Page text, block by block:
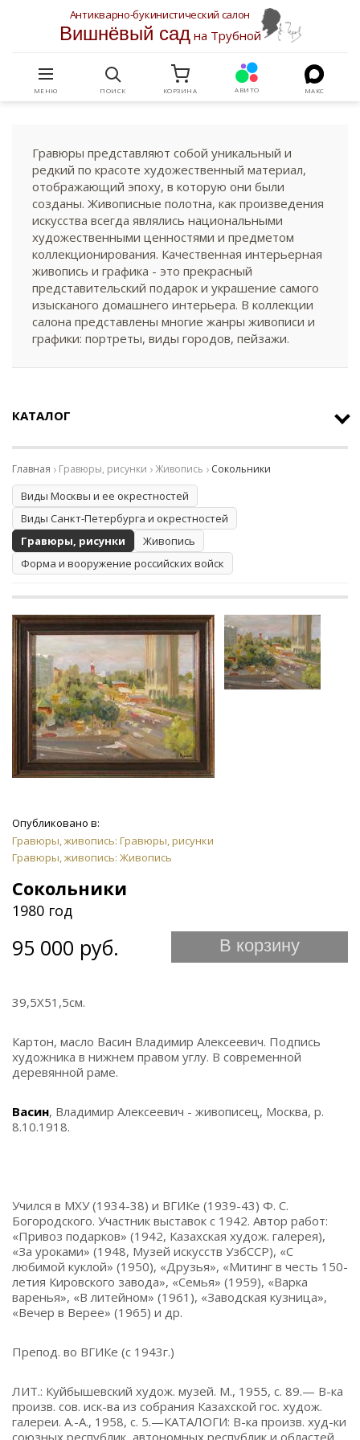
Антикварно-букинистический салон
Вишнёвый садна Трубной
МЕНЮ ПОИСК КОРЗИНА АВИТО МАКС
Гравюры представляют собой уникальный и
редкий по красоте художественный материал,
отображающий эпоху, в которую они были
созданы. Живописные полотна, как произведения
искусства всегда являлись национальными
художественными ценностями и предметом
коллекционирования. Качественная интерьерная
живопись и графика - это прекрасный
представительский подарок и украшение самого
изысканого домашнего интерьера. В коллекции
салона представлены многие жанры живописи и
графики: портреты, виды городов, пейзажи.
КАТАЛОГ
Главная Гравюры, рисунки Живопись Сокольники
Виды Москвы и ее окрестностей
Виды Санкт-Петербурга и окрестностей
Гравюры, рисунки
Живопись
Форма и вооружение российских войск
Опубликовано в:
Гравюры, живопись: Гравюры, рисунки
Гравюры, живопись: Живопись
Сокольники
1980 год
95 000 руб. В корзину
39,5Х51,5см.
Картон, масло Васин Владимир Алексеевич. Подпись
художника в нижнем правом углу. В современной
деревянной раме.
Васин, Владимир Алексеевич - живописец, Москва, р.
8.10.1918.
Учился в МХУ (1934-38) и ВГИКе (1939-43) Ф. С.
Богородского. Участник выставок с 1942. Автор работ:
«Привоз подарков» (1942, Казахская худож. галерея),
«За уроками» (1948, Музей искусств УзбССР), «С
любимой куклой» (1950), «Друзья», «Митинг в честь 150-
летия Кировского завода», «Семья» (1959), «Варка
варенья», «В литейном» (1961), «Заводская кузница»,
«Вечер в Верее» (1965) и др.
Препод. во ВГИКе (с 1943г.)
ЛИТ.: Куйбышевский худож. музей. М., 1955, с. 89.— В-ка
произв. сов. иск-ва из собрания Казахской гос. худож.
галереи. А.-А., 1958, с. 5.—КАТАЛОГИ: В-ка произв. худ-ки
союзных республик, автономных республик и областей